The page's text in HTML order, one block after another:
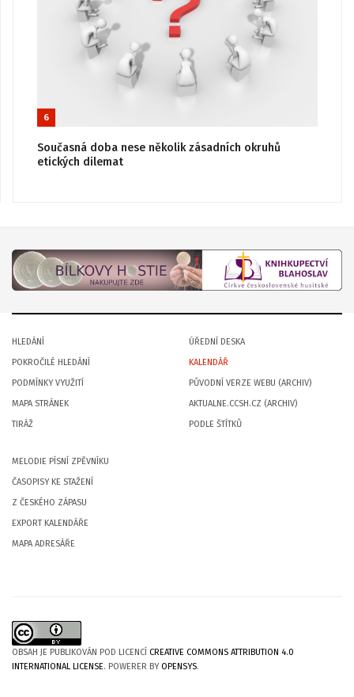
6
Současná doba nese několik zásadních okruhů
etických dilemat
HLEDÁNÍ
POKROČILÉ HLEDÁNÍ
PODMÍNKY VYUŽITÍ
MAPA STRÁNEK
TIRÁŽ
ÚŘEDNÍ DESKA
KALENDÁŘ
PŮVODNÍ VERZE WEBU (ARCHIV)
AKTUALNE.CCSH.CZ (ARCHIV)
PODLE ŠTÍTKŮ
MELODIE PÍSNÍ ZPĚVNÍKU
ČASOPISY KE STAŽENÍ
Z ČESKÉHO ZÁPASU
EXPORT KALENDÁŘE
MAPA ADRESÁŘE
OBSAH JE PUBLIKOVÁN POD LICENCÍ CREATIVE COMMONS ATTRIBUTION 4.0
INTERNATIONAL LICENSE. POWERER BYOPENSYS.